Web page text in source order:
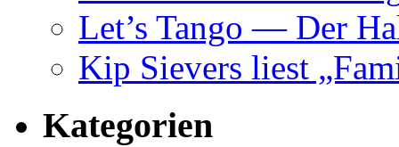
Let’s Tango — Der
Kip Sievers liest
Kategorien